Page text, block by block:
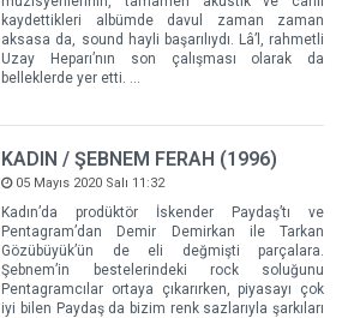
kaydettikleri albümde davul zaman zaman
aksasa da, sound hayli başarılıydı. Lâ’l, rahmetli
Uzay Heparı’nın son çalışması olarak da
belleklerde yer etti. …
KADIN / ŞEBNEM FERAH (1996)
05 Mayıs 2020 Salı 11:32
Kadın’da prodüktör İskender Paydaş’tı ve
Pentagram’dan Demir Demirkan ile Tarkan
Gözübüyük’ün de eli değmişti parçalara.
Şebnem’in bestelerindeki rock soluğunu
Pentagramcılar ortaya çıkarırken, piyasayı çok
iyi bilen Paydaş da bizim renk sazlarıyla şarkıları